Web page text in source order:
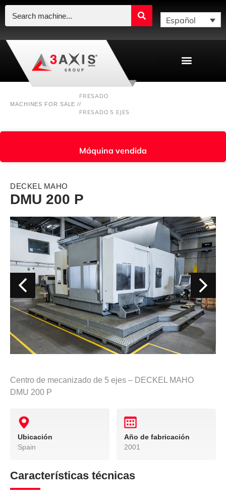
Español
MACHINES FOR SALE /
FRESADO
/
FRESADO 5 EJES
Máquina vendida
DECKEL MAHO
DMU 200 P
Centro de mecanizado de 5 ejes – DECKEL MAHO
DMU 200 P
Ubicación
Spain
Año de fabricación
2001
Características técnicas